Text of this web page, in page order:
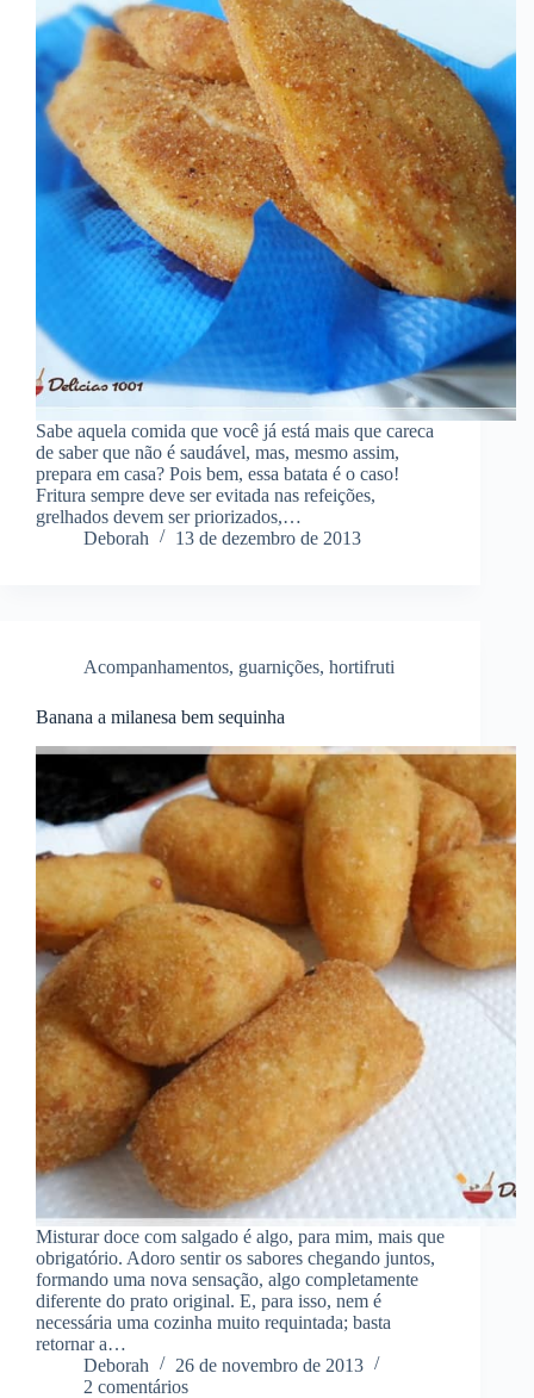
Sabe aquela comida que você já está mais que careca
de saber que não é saudável, mas, mesmo assim,
prepara em casa? Pois bem, essa batata é o caso!
Fritura sempre deve ser evitada nas refeições,
grelhados devem ser priorizados,…
Deborah
13 de dezembro de 2013
Acompanhamentos, guarnições, hortifruti
Banana a milanesa bem sequinha
Misturar doce com salgado é algo, para mim, mais que
obrigatório. Adoro sentir os sabores chegando juntos,
formando uma nova sensação, algo completamente
diferente do prato original. E, para isso, nem é
necessária uma cozinha muito requintada; basta
retornar a…
Deborah
26 de novembro de 2013
2 comentários